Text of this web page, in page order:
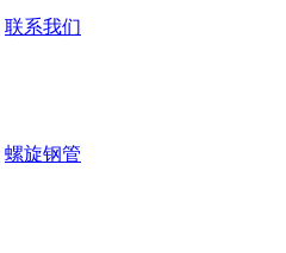
联系我们
螺旋钢管